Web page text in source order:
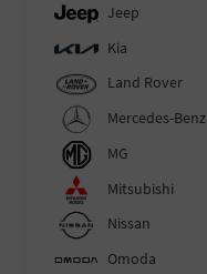
Jeep
Kia
Land Rover
Mercedes-Benz
MG
Mitsubishi
Nissan
Omoda